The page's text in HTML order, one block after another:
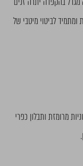
ומתמיד לביטוי מיטבי של
מרומזת ותבלון כפרי